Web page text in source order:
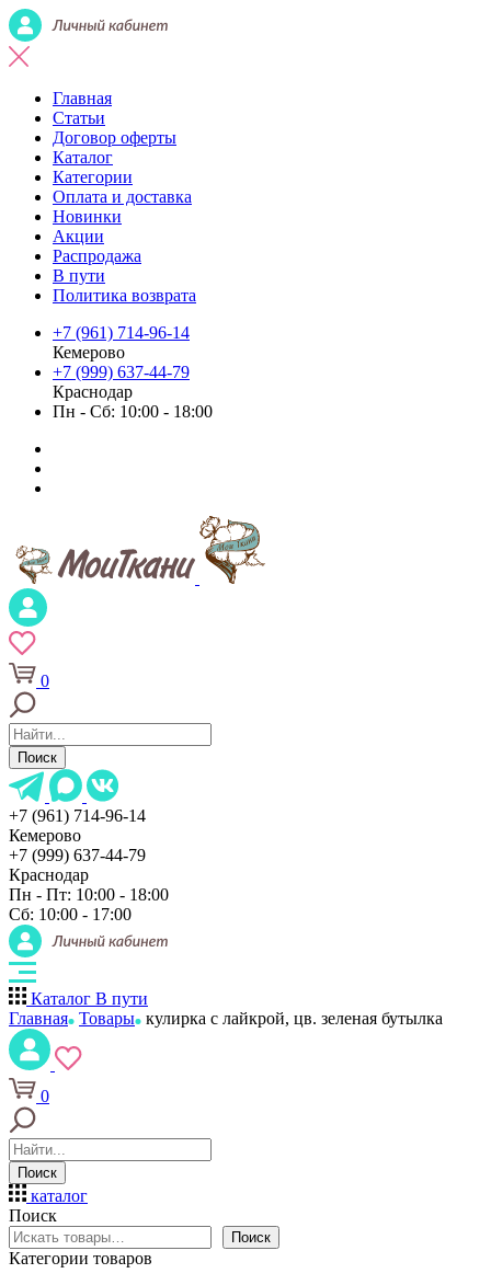
Главная
Статьи
Договор оферты
Каталог
Категории
Оплата и доставка
Новинки
Акции
Распродажа
В пути
Политика возврата
+7 (961) 714-96-14
Кемерово
+7 (999) 637-44-79
Краснодар
Пн - Сб: 10:00 - 18:00
0
Поиск
+7 (961) 714-96-14
Кемерово
+7 (999) 637-44-79
Краснодар
Пн - Пт: 10:00 - 18:00
Сб: 10:00 - 17:00
Каталог В пути
Главная Товары кулирка с лайкрой, цв. зеленая бутылка
0
Поиск
каталог
Поиск
Поиск
Категории товаров